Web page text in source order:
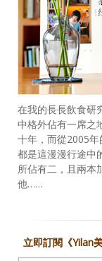
在我的長長飲食研
中格外佔有一席
十年，而從2005年
都是這漫漫行途中
所佔有二，且兩本
他……
立即訂閱《Yilan